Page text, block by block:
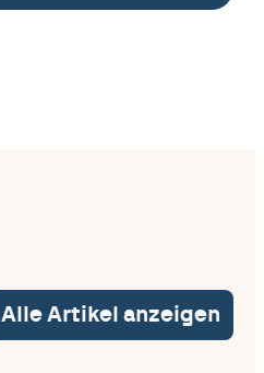
Alle Artikel anzeigen